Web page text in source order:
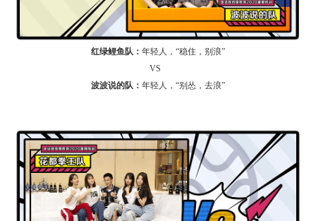
红绿鲤鱼队： 年轻人，“稳住，别浪”
VS
波波说的队： 年轻人，“别怂，去浪”